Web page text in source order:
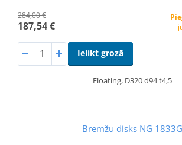
284,00 €
187,54 €
Ielikt grozā
Floating, D320 d94 t4,5
Bremžu disks NG 1833G